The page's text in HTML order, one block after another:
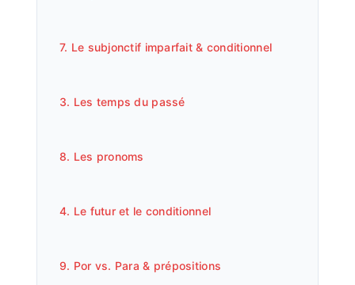
7. Le subjonctif imparfait & conditionnel
3. Les temps du passé
8. Les pronoms
4. Le futur et le conditionnel
9. Por vs. Para & prépositions